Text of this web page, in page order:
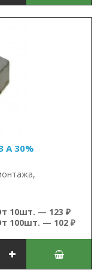
А 30%
10шт. — 123 ₽
100шт. — 102 ₽